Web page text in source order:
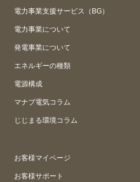
電力事業支援サービス（BG）
電力事業について
発電事業について
エネルギーの種類
電源構成
マナブ電気コラム
じじまる環境コラム
お客様マイページ
お客様サポート